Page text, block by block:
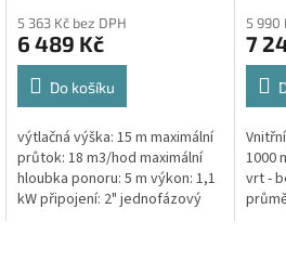
produktu
je
5,0
5
hvězdiček.
5 363 Kč bez DPH
6 489 Kč
Do košíku
výtlačná výška: 15 m maximální
průtok: 18 m3/hod maximální
hloubka ponoru: 5 m výkon: 1,1
kW připojení: 2" jednofázový
je
4,3
5
5 990
7
1000
vrt -